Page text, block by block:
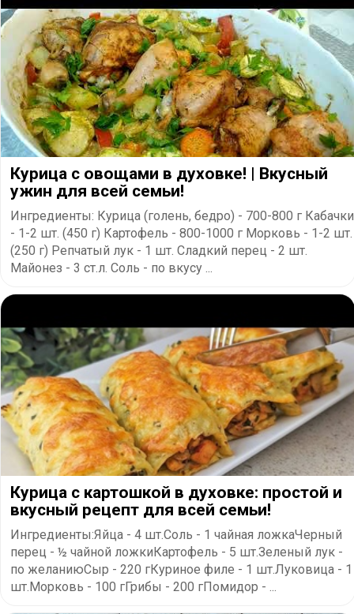
Курица с овощами в духовке! | Вкусный
ужин для всей семьи!
Ингредиенты: Курица (голень, бедро) - 700-800 г Кабачки
- 1-2 шт. (450 г) Картофель - 800-1000 г Морковь - 1-2 шт.
(250 г) Репчатый лук - 1 шт. Сладкий перец - 2 шт.
Майонез - 3 ст.л. Соль - по вкусу ...
Курица с картошкой в духовке: простой и
вкусный рецепт для всей семьи!
Ингредиенты:Яйца - 4 шт.Соль - 1 чайная ложкаЧерный
перец - ½ чайной ложкиКартофель - 5 шт.Зеленый лук -
по желаниюСыр - 220 гКуриное филе - 1 шт.Луковица - 1
шт.Морковь - 100 гГрибы - 200 гПомидор - ...